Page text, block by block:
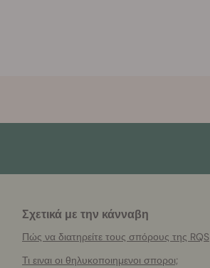
Σχετικά με την κάνναβη
Πώς να διατηρείτε τους σπόρους της RQS
Τι ειναι οι θηλυκοποιημενοι σποροι;